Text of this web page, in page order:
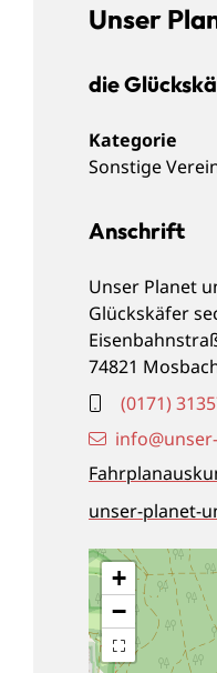
Unser
die
Sonstige
Anschrift
Unser Planet
Glückskäfer
74821
(0171) 313
unser-planet-
+
−